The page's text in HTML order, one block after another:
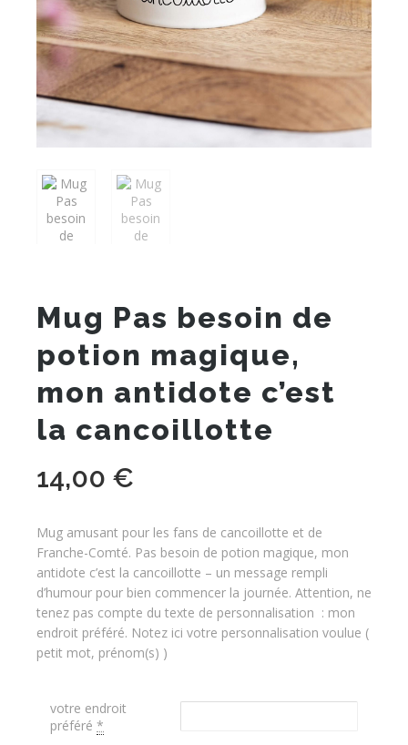
Mug Pas besoin de
potion magique,
mon antidote c’est
la cancoillotte
14,00 €
Mug amusant pour les fans de cancoillotte et de
Franche-Comté. Pas besoin de potion magique, mon
antidote c’est la cancoillotte – un message rempli
d’humour pour bien commencer la journée. Attention, ne
tenez pas compte du texte de personnalisation : mon
endroit préféré. Notez ici votre personnalisation voulue (
petit mot, prénom(s) )
votre endroit
préféré *